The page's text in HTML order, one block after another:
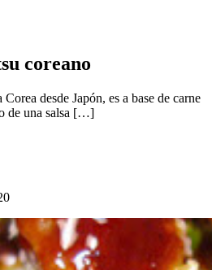
coreano
desde Japón, es a base de carne
de una salsa […]